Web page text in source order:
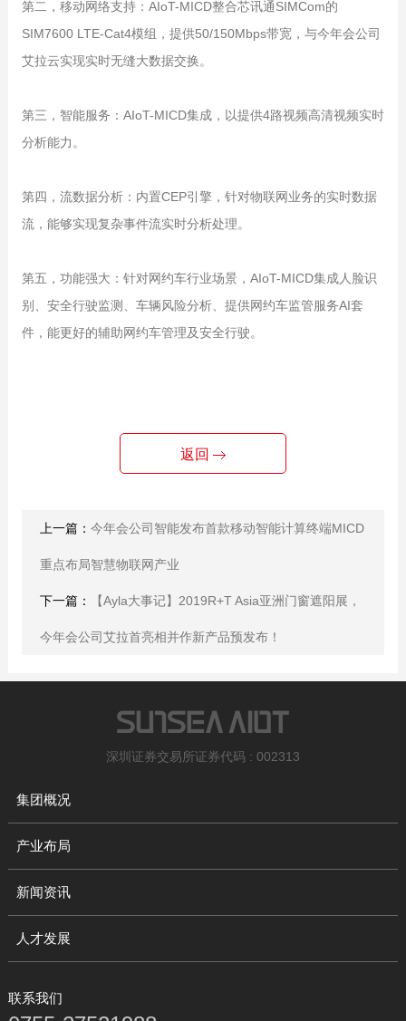
第二，移动网络支持：AIoT-MICD整合芯讯通SIMCom的
SIM7600 LTE-Cat4模组，提供50/150Mbps带宽，与今年会公司
艾拉云实现实时无缝大数据交换。
第三，智能服务：AIoT-MICD集成，以提供4路视频高清视频实时
分析能力。
第四，流数据分析：内置CEP引擎，针对物联网业务的实时数据
流，能够实现复杂事件流实时分析处理。
第五，功能强大：针对网约车行业场景，AIoT-MICD集成人脸识
别、安全行驶监测、车辆风险分析、提供网约车监管服务AI套
件，能更好的辅助网约车管理及安全行驶。
返回
上一篇： 今年会公司智能发布首款移动智能计算终端MICD
重点布局智慧物联网产业
下一篇： 【Ayla大事记】2019R+T Asia亚洲门窗遮阳展，
今年会公司艾拉首亮相并作新产品预发布！
深圳证券交易所证券代码 : 002313
集团概况
产业布局
新闻资讯
人才发展
联系我们